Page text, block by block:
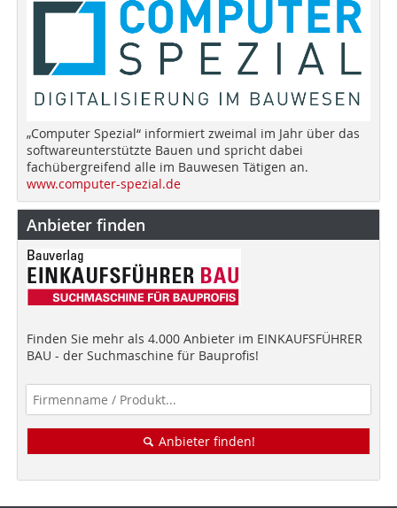
„Computer Spezial“ informiert zweimal im Jahr über das
softwareunterstützte Bauen und spricht dabei
fachübergreifend alle im Bauwesen Tätigen an.
www.computer-spezial.de
Anbieter finden
Finden Sie mehr als 4.000 Anbieter im EINKAUFSFÜHRER
BAU - der Suchmaschine für Bauprofis!
Anbieter finden!